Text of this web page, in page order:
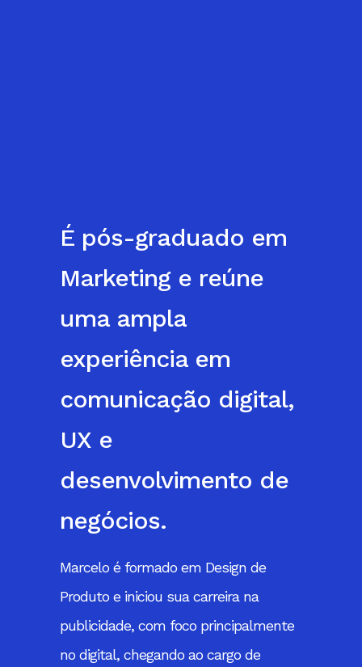
É pós-graduado em
Marketing e reúne
uma ampla
experiência em
comunicação digital,
UX e
desenvolvimento de
negócios.
Marcelo é formado em Design de
Produto e iniciou sua carreira na
publicidade, com foco principalmente
no digital, chegando ao cargo de